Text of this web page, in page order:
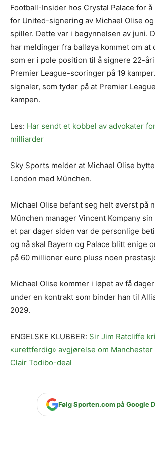
Football-Insider hos Crystal Palace for
for United-signering av Michael Olise
spiller. Dette var i begynnelsen av juni.
har meldinger fra balløya kommet om at
som er i pole position til å signere 22-
Premier League-scoringer på 19
signaler, som tyder på at Premier
kampen.
Les: Har sendt et kobbel av advokater
milliarder
Sky Sports melder at Michael Olise
London med München.
Michael Olise befant seg helt øverst på
München manager Vincent Kompany
et par dager siden var de personlige
og nå skal Bayern og Palace blitt enige
på 60 millioner euro pluss noen
Michael Olise kommer i løpet av få
under en kontrakt som binder han til
2029.
ENGELSKE KLUBBER: Sir Jim Ratcliffe
«urettferdig» avgjørelse om
Clair Todibo-deal
Følg Sporten.com på Google